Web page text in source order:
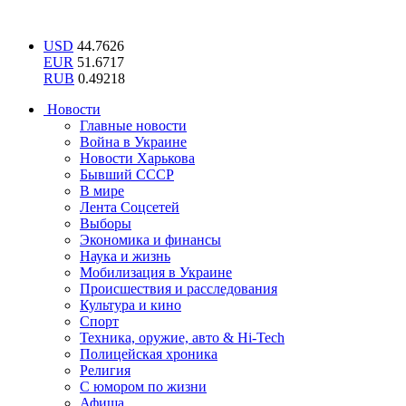
USD 44.7626
EUR 51.6717
RUB 0.49218
Новости
Главные новости
Война в Украине
Новости Харькова
Бывший СССР
В мире
Лента Соцсетей
Выборы
Экономика и финансы
Наука и жизнь
Мобилизация в Украине
Происшествия и расследования
Культура и кино
Спорт
Техника, оружие, авто & Hi-Tech
Полицейская хроника
Религия
С юмором по жизни
Афиша